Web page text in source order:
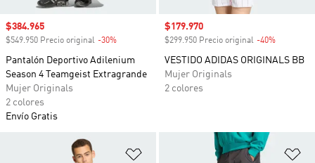
Precio de venta
$384.965
$549.950 Precio original -30%
Pantalón Deportivo Adilenium
Season 4 Teamgeist Extragrande
Mujer Originals
2 colores
Envío Gratis
Precio de venta
$179.970
$299.950 Precio original -40%
VESTIDO ADIDAS ORIGINALS BB
Mujer Originals
2 colores
Añadir a la lista de deseos